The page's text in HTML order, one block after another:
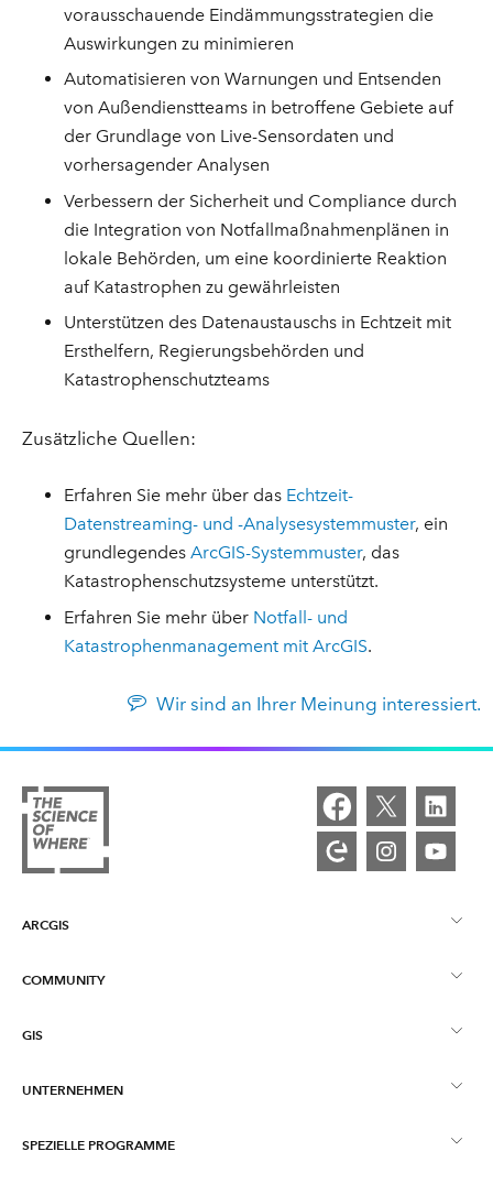
vorausschauende Eindämmungsstrategien die
Auswirkungen zu minimieren
Automatisieren von Warnungen und Entsenden
von Außendienstteams in betroffene Gebiete auf
der Grundlage von Live-Sensordaten und
vorhersagender Analysen
Verbessern der Sicherheit und Compliance durch
die Integration von Notfallmaßnahmenplänen in
lokale Behörden, um eine koordinierte Reaktion
auf Katastrophen zu gewährleisten
Unterstützen des Datenaustauschs in Echtzeit mit
Ersthelfern, Regierungsbehörden und
Katastrophenschutzteams
Zusätzliche Quellen:
Erfahren Sie mehr über das Echtzeit-
Datenstreaming- und -Analysesystemmuster, ein
grundlegendesArcGIS-Systemmuster, das
Katastrophenschutzsysteme unterstützt.
Erfahren Sie mehr über Notfall- und
Katastrophenmanagement mit ArcGIS.
Wir sind an Ihrer Meinung interessiert.
ARCGIS
ArcGIS – Überblick
COMMUNITY
Esri Community
GIS
Was ist GIS?
UNTERNEHMEN
Esri als Unternehmen
SPEZIELLE PROGRAMME